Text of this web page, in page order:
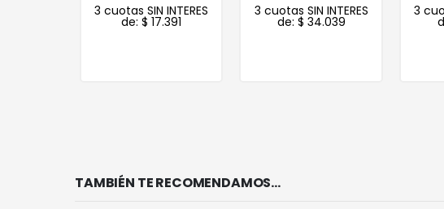
3 cuotas SIN INTERES
de: $ 17.391
3 cuotas SIN INTERES
de: $ 34.039
3
TAMBIÉN TE RECOMENDAMOS…